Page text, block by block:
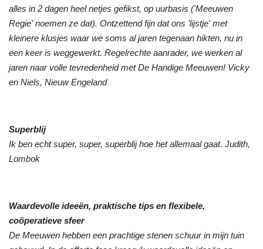
alles in 2 dagen heel netjes gefikst, op uurbasis ('Meeuwen
Regie' noemen ze dat). Ontzettend fijn dat ons 'lijstje' met
kleinere klusjes waar we soms al jaren tegenaan hikten, nu in
een keer is weggewerkt. Regelrechte aanrader, we werken al
jaren naar volle tevredenheid met De Handige Meeuwen! Vicky
en Niels, Nieuw Engeland
Superblij
Ik ben echt super, super, superblij hoe het allemaal gaat. Judith,
Lombok
Waardevolle ideeën, praktische tips en flexibele,
coöperatieve sfeer
De Meeuwen hebben een prachtige stenen schuur in mijn tuin